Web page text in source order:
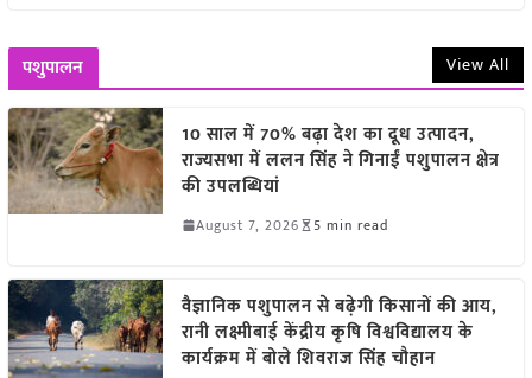
पशुपालन View All
10 साल में 70% बढ़ा देश का दूध उत्पादन,
राज्यसभा में ललन सिंह ने गिनाईं पशुपालन क्षेत्र
की उपलब्धियां
August 7, 2026 5 min read
वैज्ञानिक पशुपालन से बढ़ेगी किसानों की आय,
रानी लक्ष्मीबाई केंद्रीय कृषि विश्वविद्यालय के
कार्यक्रम में बोले शिवराज सिंह चौहान